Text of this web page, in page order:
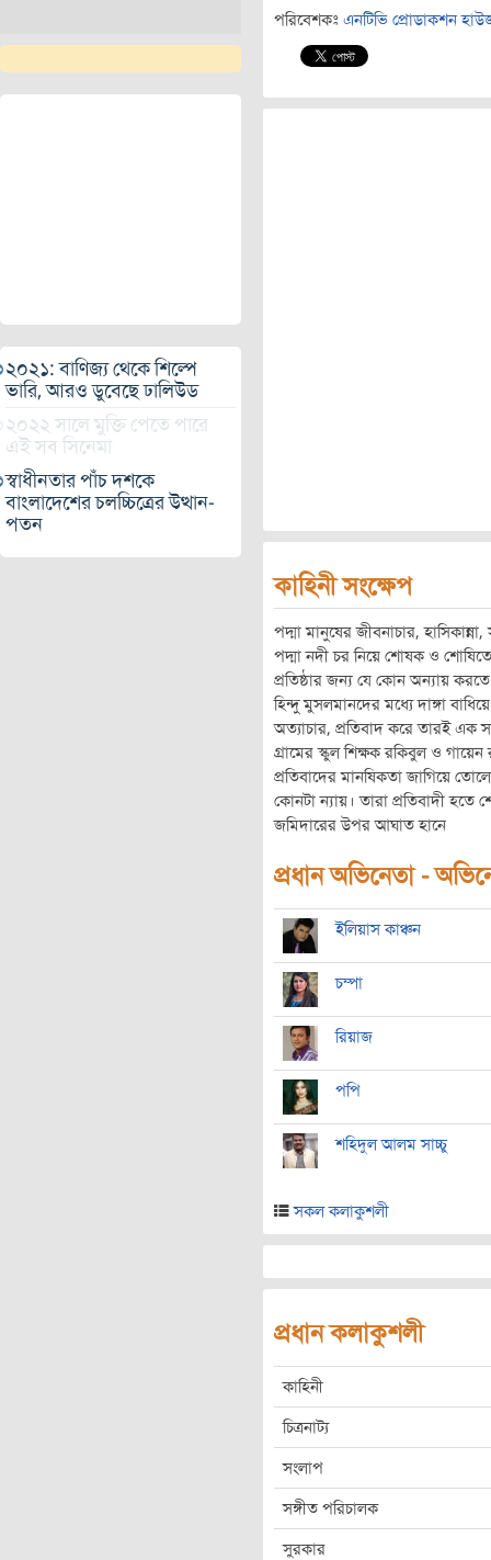
২০২১: বাণিজ্য থেকে শিল্পে
ভারি, আরও ডুবেছে ঢালিউড
২০২২ সালে মুক্তি পেতে পারে
এই সব সিনেমা
স্বাধীনতার পাঁচ দশকে
বাংলাদেশের চলচ্চিত্রের উত্থান-
পতন
পরিবেশকঃ এনটিভি প্রোডাকশন
কাহিনী সংক্ষেপ
পদ্মা মানুষের জীবনাচার,
পদ্মা নদী চর নিয়ে শোষক ও
প্রতিষ্ঠার জন্য যে কোন অন্যায় করতে
হিন্দু মুসলমানদের মধ্যে দাঙ্গা
অত্যাচার, প্রতিবাদ করে তারই এক
গ্রামের স্কুল শিক্ষক রকিবুল ও
প্রতিবাদের মানষিকতা জাগিয়ে
কোনটা ন্যায়। তারা প্রতিবাদী
জমিদারের উপর আঘাত হানে
প্রধান অভিনেতা -
ইলিয়াস কাঞ্চন
চম্পা
রিয়াজ
পপি
শহিদুল আলম সাচ্চু
সকল কলাকুশলী
প্রধান কলাকুশলী
কাহিনী
চিত্রনাট্য
সংলাপ
সঙ্গীত পরিচালক
সুরকার